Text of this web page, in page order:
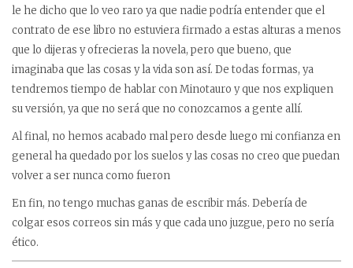
le he dicho que lo veo raro ya que nadie podría entender que el
contrato de ese libro no estuviera firmado a estas alturas a menos
que lo dijeras y ofrecieras la novela, pero que bueno, que
imaginaba que las cosas y la vida son así. De todas formas, ya
tendremos tiempo de hablar con Minotauro y que nos expliquen
su versión, ya que no será que no conozcamos a gente allí.
Al final, no hemos acabado mal pero desde luego mi confianza en
general ha quedado por los suelos y las cosas no creo que puedan
volver a ser nunca como fueron
En fin, no tengo muchas ganas de escribir más. Debería de
colgar esos correos sin más y que cada uno juzgue, pero no sería
ético.